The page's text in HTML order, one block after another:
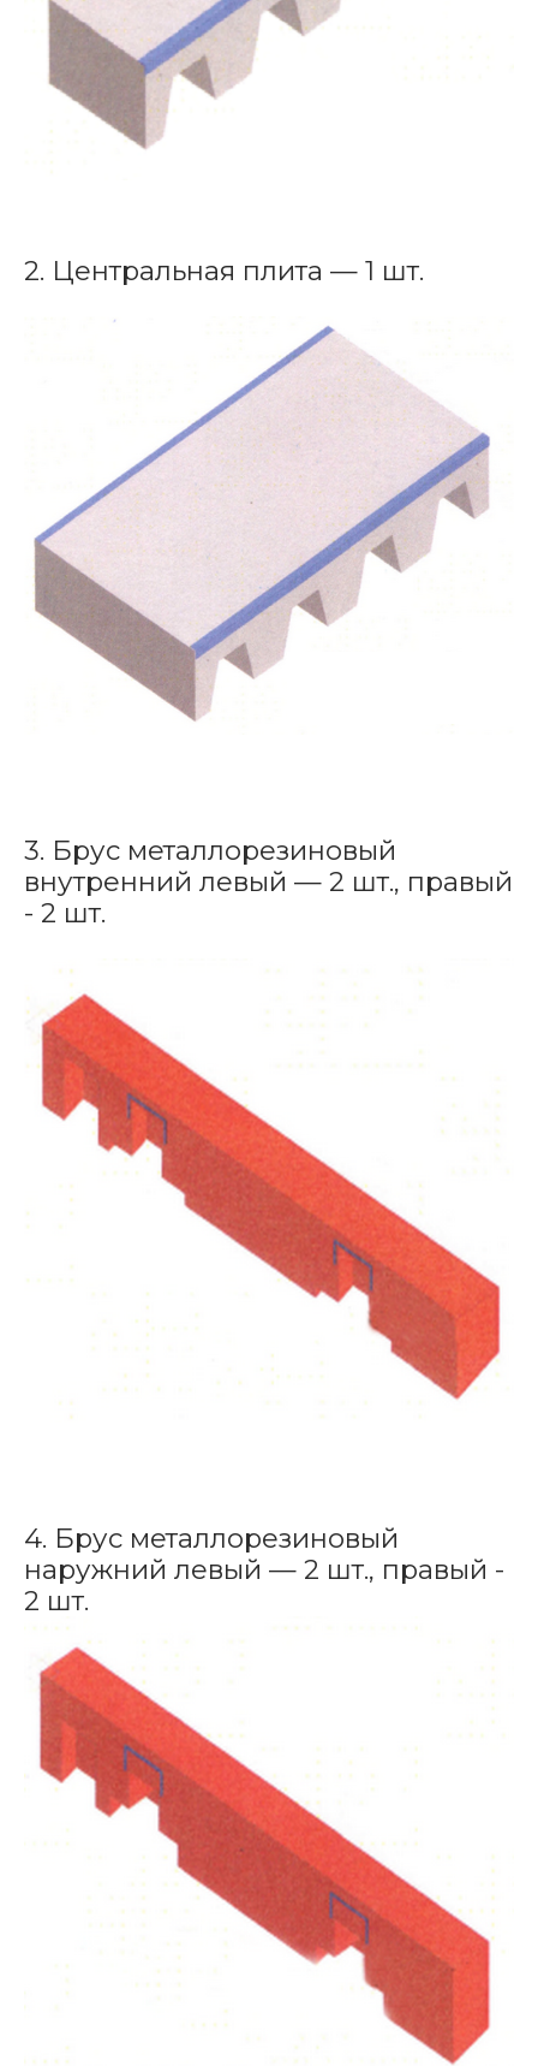
2. Центральная плита — 1 шт.
3. Брус металлорезиновый
внутренний левый — 2 шт., правый
- 2 шт.
4. Брус металлорезиновый
наружний левый — 2 шт., правый -
2 шт.